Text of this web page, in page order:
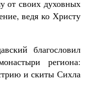
от своих духовных
ведя ко Христу
благословил
региона:
и скиты Сихла